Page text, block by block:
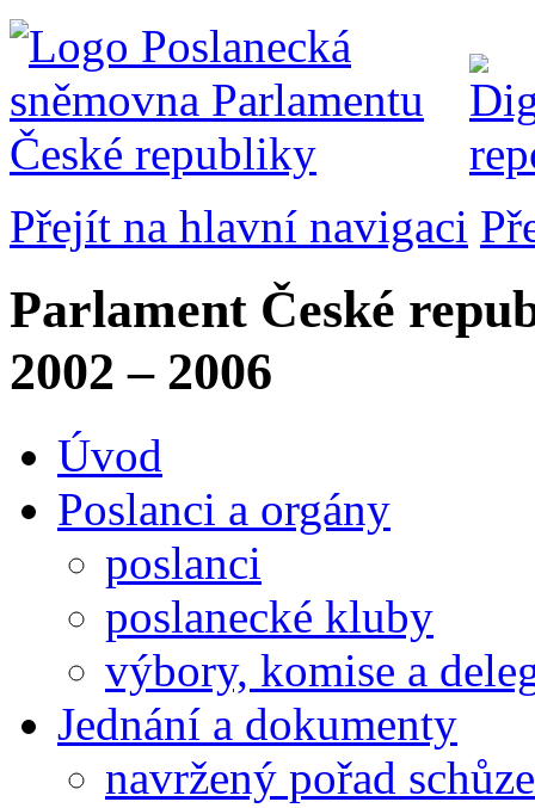
Přejít na hlavní navigaci
Parlament České
2002 – 2006
Úvod
Poslanci a orgány
poslanci
poslanecké kluby
výbory, komise a
Jednání a dokumenty
navržený pořad schůze